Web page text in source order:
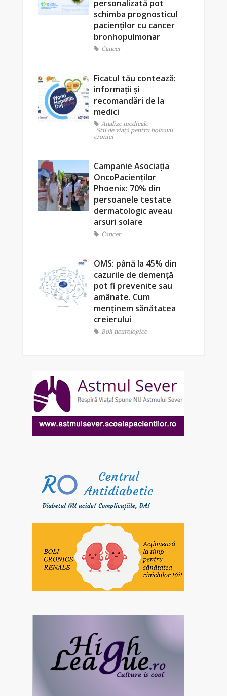
personalizată pot
schimba prognosticul
pacienților cu cancer
bronhopulmonar
Cancer
Ficatul tău contează:
informații și
recomandări de la
medici
Analize medicale
Stil de viaţă pentru bolnavii
cronici
Campanie Asociația
OncoPacienților
Phoenix: 70% din
persoanele testate
dermatologic aveau
arsuri solare
Cancer
OMS: până la 45% din
cazurile de demență
pot fi prevenite sau
amânate. Cum
menținem sănătatea
creierului
Boli neurologice